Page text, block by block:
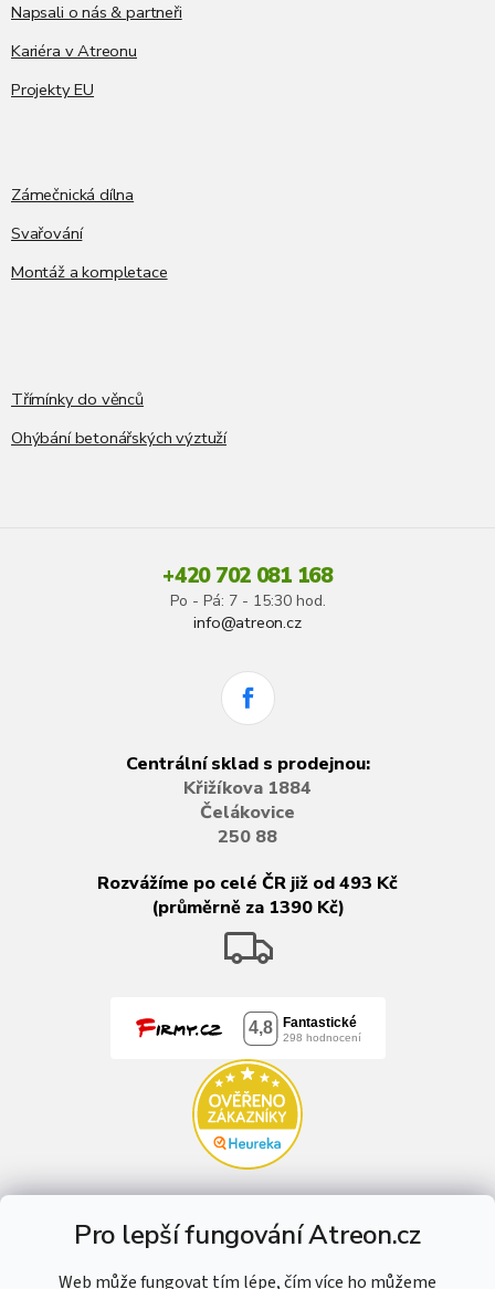
Pro lepší fungování Atreon.cz
Web může fungovat tím lépe, čím více ho můžeme
Napsali o nás & partneři
Kariéra v Atreonu
Projekty EU
Zámečnická dílna
Svařování
Montáž a kompletace
Třímínky do věnců
Ohýbání betonářských výztuží
+420 702 081 168
Po - Pá: 7 - 15:30 hod.
info@atreon.cz
Centrální sklad s prodejnou:
Křižíkova 1884
Čelákovice
250 88
Rozvážíme po celé ČR již od 493 Kč
(průměrně za 1390 Kč)